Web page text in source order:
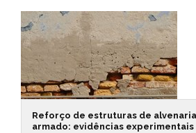
Reforço de estruturas de
armado: evidências experimentais